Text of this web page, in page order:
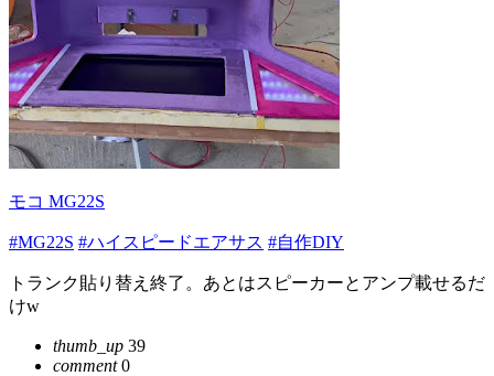
モコ MG22S
#MG22S #ハイスピードエアサス #自作DIY
トランク貼り替え終了。あとはスピーカーとアンプ載せるだ
けw
thumb_up 39
comment0